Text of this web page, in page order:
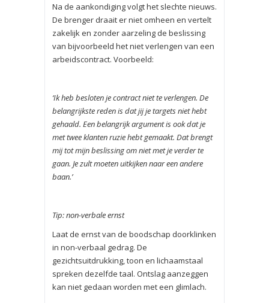
Na de aankondiging volgt het slechte nieuws.
De brenger draait er niet om­heen en vertelt
zakelijk en zonder aarzeling de beslissing
van bijvoorbeeld het niet verlengen van een
arbeidscontract. Voorbeeld:
‘Ik heb besloten je contract niet te verlengen. De
belangrijkste reden is dat jij je targets niet hebt
gehaald. Een belangrijk argument is ook dat je
met twee klanten ruzie hebt gemaakt. Dat brengt
mij tot mijn beslissing om niet met je verder te
gaan. Je zult moeten uitkijken naar een andere
baan.’
Tip: non-verbale ernst
Laat de ernst van de boodschap doorklinken
in non-verbaal gedrag. De
gezichtsuitdrukking, toon en lichaamstaal
spreken dezelfde taal. Ontslag aanzeggen
kan niet gedaan worden met een glimlach.